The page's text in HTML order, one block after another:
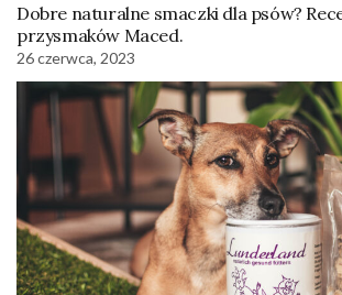
Dobre naturalne smaczki dla psów?
przysmaków Maced.
26 czerwca, 2023